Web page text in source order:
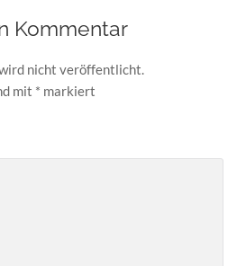
Kommentar
nicht veröffentlicht.
mit * markiert